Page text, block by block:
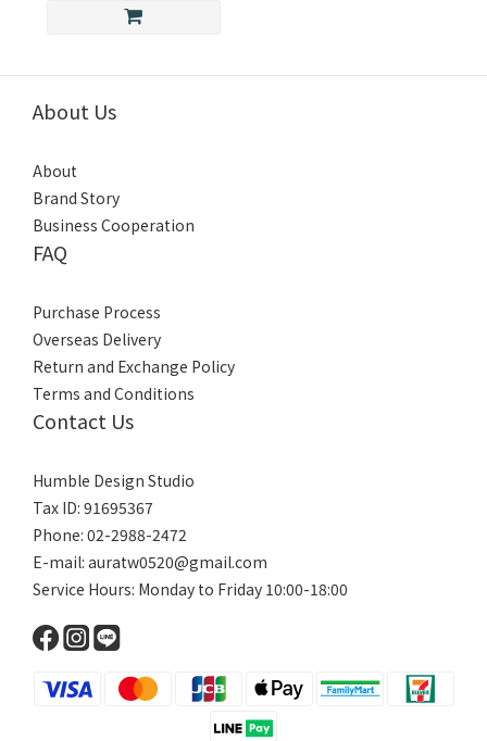
About Us
About
Brand Story
Business Cooperation
FAQ
Purchase Process
Overseas Delivery
Return and Exchange Policy
Terms and Conditions
Contact Us
Humble Design Studio
Tax ID: 91695367
Phone: 02-2988-2472
E-mail: auratw0520@gmail.com
Service Hours: Monday to Friday 10:00-18:00